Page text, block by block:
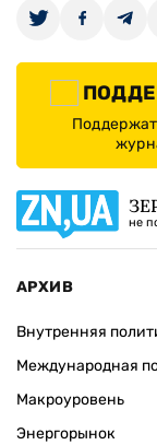
не
АРХИВ
Внутренняя
Международная
Макроуровень
Энергорынок